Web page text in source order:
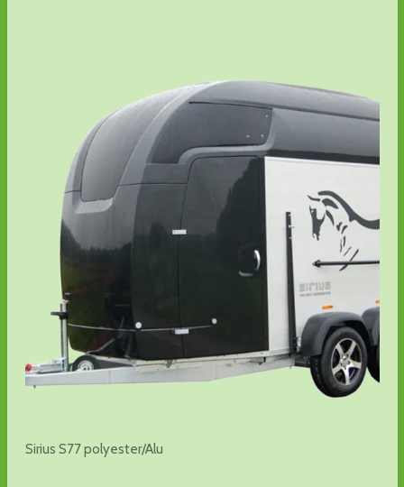
Sirius S77 polyester/Alu